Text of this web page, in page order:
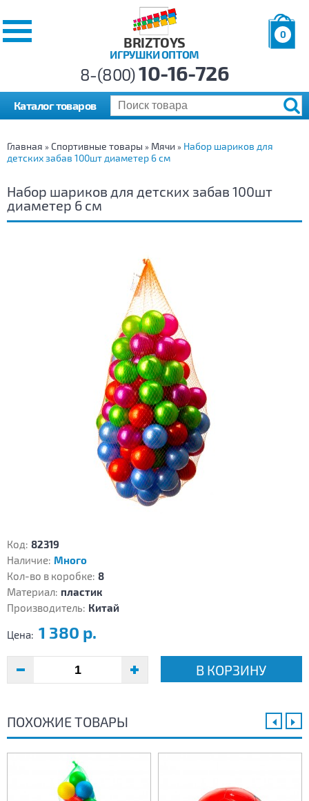
BRIZTOYS
ИГРУШКИ ОПТОМ
0
р.
8-(800)10-16-726
Каталог товаров
Главная » Спортивные товары » Мячи » Набор шариков для
детских забав 100шт диаметер 6 см
Набор шариков для детских забав 100шт
диаметер 6 см
Код: 82319
Наличие: Много
Кол-во в коробке: 8
Материал: пластик
Производитель: Китай
Цена: 1 380 р.
В КОРЗИНУ
ПОХОЖИЕ ТОВАРЫ